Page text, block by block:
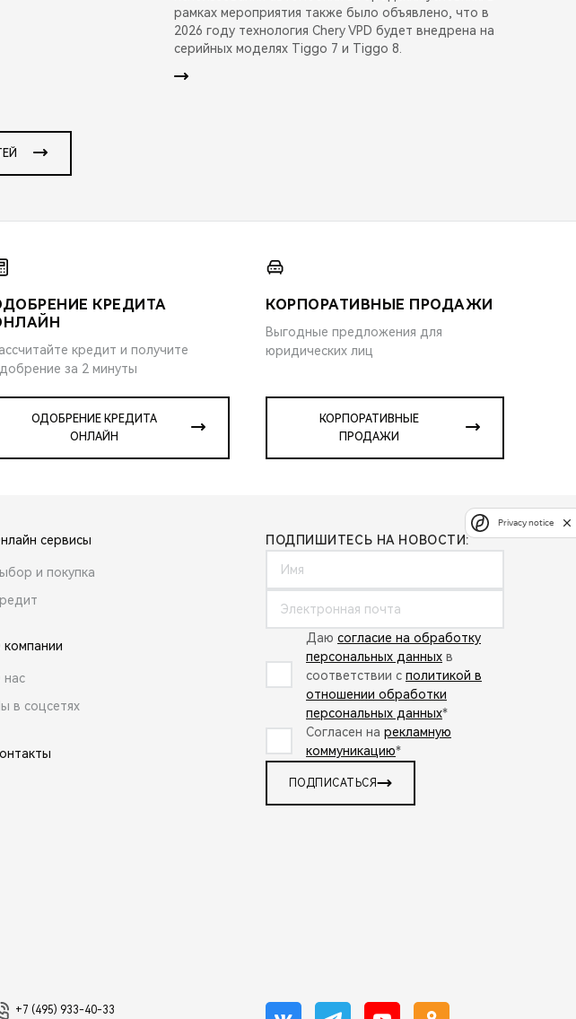
рамках мероприятия также было объявлено, что в
2026 году технология Chery VPD будет внедрена на
серийных моделях Tiggo 7 и Tiggo 8.
КРЕДИТА
кредит и получите
за 2 минуты
ОДОБРЕНИЕ КРЕДИТА
ОНЛАЙН
КОРПОРАТИВНЫЕ ПРОДАЖИ
Выгодные предложения для
юридических лиц
КОРПОРАТИВНЫЕ
ПРОДАЖИ
сервисы
и покупка
нас
в соцсетях
ПОДПИШИТЕСЬ НА НОВОСТИ:
Даю согласие на обработку
персональных данных в
соответствии с политикой в
отношении обработки
персональных данных*
Согласен на рекламную
коммуникацию*
ПОДПИСАТЬСЯ
+7 (495) 933-40-33
Privacy notice